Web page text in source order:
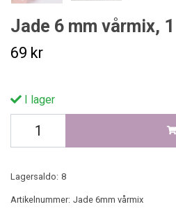
Jade 6 mm vårmix,
69 kr
I lager
Lagersaldo: 8
Artikelnummer: Jade 6mm vårmix